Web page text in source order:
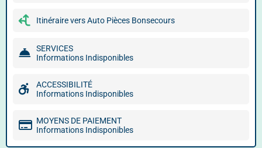
Itinéraire vers Auto Pièces Bonsecours
SERVICES
Informations Indisponibles
ACCESSIBILITÉ
Informations Indisponibles
MOYENS DE PAIEMENT
Informations Indisponibles